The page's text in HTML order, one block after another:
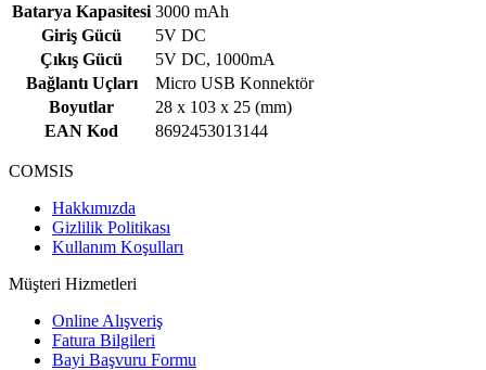
Batarya Kapasitesi 3000 mAh
Giriş Gücü
5V DC
Çıkış Gücü
5V DC, 1000mA
Bağlantı Uçları
Micro USB Konnektör
Boyutlar
28 x 103 x 25 (mm)
EAN Kod
8692453013144
COMSIS
Hakkımızda
Gizlilik Politikası
Kullanım Koşulları
Müşteri Hizmetleri
Online Alışveriş
Fatura Bilgileri
Bayi Başvuru Formu